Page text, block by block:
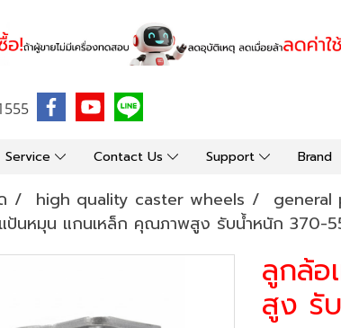
Service Contact Us Support Brand
high quality caster wheels
general
ป้นหมุน แกนเหล็ก คุณภาพสูง รับน้ำหนัก 370-
ลูกล้
สูง รั